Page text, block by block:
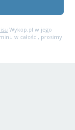
Wykop.pl w jego
w całości, prosimy